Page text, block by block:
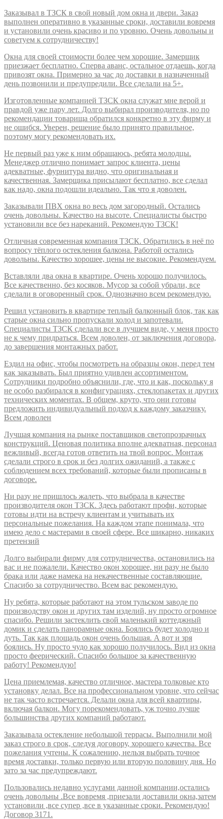
Заказывал в ТЗСК в свой новый дом окна и двери. Заказ
выполнен оперативно в указанные сроки, доставили вовремя
и установили очень красиво и по уровню. Очень довольны и
советуем к сотрудничеству!
Окна для своей стоимости более чем хорошие. Замерщик
приезжает бесплатно. Сперва аванс, остальное отдаешь, когда
привозят окна. Примерно за час до доставки в назначенный
день позвонили и предупредили. Все сделали на 5+.
Изготовленные компанией ТЗСК окна служат мне верой и
правдой уже пару лет. Долго выбирал производителя, но по
рекомендации товарища обратился конкретно в эту фирму и
не ошибся. Уверен, решение было принято правильное,
поэтому могу рекомендовать их.
Не первый раз уже к ним обращаюсь, ребята молодцы.
Менеджер отлично понимает запрос клиента, цены
адекватные, фурнитура видно, что оригинальная и
качественная. Замерщика присылают бесплатно, все сделал
как надо, окна подошли идеально. Так что я доволен.
Заказывали ПВХ окна во весь дом загородный. Остались
очень довольны. Качество на высоте. Специалисты быстро
установили все без нареканий. Рекомендую ТЗСК!
Отличная современная компания ТЗСК. Обратились в неё по
вопросу тёплого остекления балкона. Работой остались
довольны. Качество хорошее, цены не высокие. Рекомендуем.
Вставляли два окна в квартире. Очень хорошо получилось.
Все качественно, без косяков. Мусор за собой убрали, все
сделали в оговоренный срок. Однозначно всем рекомендую.
Решил установить в квартире теплый балконный блок, так как
старые окна сильно пропускали холод и запотевали.
Специалисты ТЗСК сделали все в лучшем виде, у меня просто
не к чему придраться. Всем доволен, от заключения договора,
до завершения монтажных работ.
Ездил на офис, чтобы посмотреть на образцы окон, перед тем
как заказывать. Был приятно удивлен ассортиментом.
Сотрудники подробно объяснили, где, что и как, поскольку я
не особо разбирался в конфигурациях, стеклопакетах и других
технических моментах. В общем, круто, что они готовы
предложить индивидуальный подход к каждому заказчику.
Всем доволен
Лучшая компания на рынке поставщиков светопрозрачных
конструкций. Ценовая политика вполне адекватная, персонал
вежливый, всегда готов ответить на твой вопрос. Монтаж
сделали строго в срок и без долгих ожиданий, а также с
соблюдением всех требований, которые были прописаны в
договоре.
Ни разу не пришлось жалеть, что выбрала в качестве
производителя окон ТЗСК. Здесь работают профи, которые
готовы идти на встречу клиентам и учитывать их
персональные пожелания. На каждом этапе понимала, что
имею дело с мастерами в своей сфере. Все шикарно, никаких
претензий
Долго выбирали фирму для сотрудничества, остановились на
вас и не пожалели. Качество окон хорошее, ни разу не было
брака или даже намека на некачественные составляющие.
Спасибо за сотрудничество. Всем вас рекомендую.
Ну ребята, которые работают на этом тульском заводе по
производству окон и других там изделий, ну просто огромное
спасибо. Решили застеклить свой маленький коттеджный
домик и сделать панорамные окна. Боялись будет холодно и
дуть. Так как площадь окон очень большая. А вот и зря
боялись. Ну просто чудо как хорошо получилось. Вид из окна
просто феерический. Спасибо большое за качественную
работу! Рекомендую!
Цена приемлемая, качество отличное, мастера толковые кто
установку делал. Все на профессиональном уровне, что сейчас
не так часто встречается. Делали окна для всей квартиры,
включая балкон. Могу порекомендовать, уж точно лучше
большинства других компаний работают.
Заказывала остекление небольшой террасы. Выполнили мой
заказ строго в срок, следуя договору, хорошего качества. Все
пожелания учтены. К сожалению, нельзя выбрать точное
время доставки, только первую или вторую половину дня. Но
зато за час предупреждают.
Пользовались недавно услугами данной компании,остались
очень довольны .Все вовремя ,приезали доставили окна,затем
установили ,все супер ,все в указанные сроки. Рекомендую!
Договор 3171.